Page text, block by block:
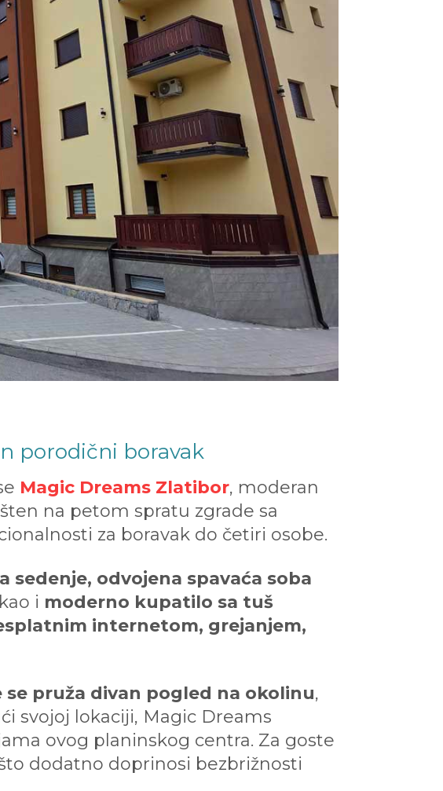
porodični boravak
Magic Dreams Zlatibor, moderan
na petom spratu zgrade sa
za boravak do četiri osobe.
odvojena spavaća soba
i moderno kupatilo sa tuš
internetom, grejanjem,
se pruža divan pogled na okolinu,
svojoj lokaciji, Magic Dreams
ovog planinskog centra. Za goste
dodatno doprinosi bezbrižnosti